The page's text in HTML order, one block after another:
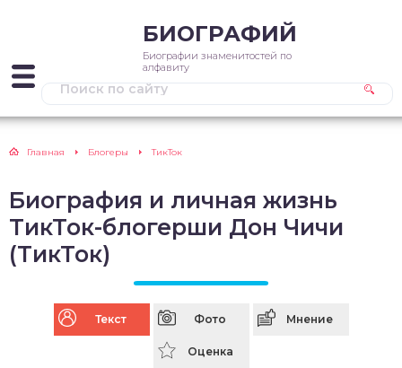
БИОГРАФИЙ
Биографии знаменитостей по
алфавиту
Главная Блогеры ТикТок
Биография и личная жизнь
ТикТок-блогерши Дон Чичи
(ТикТок)
Текст Фото Мнение
Оценка